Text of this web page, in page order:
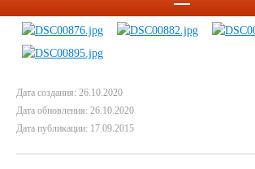
Дата создания: 26.10.2020
Дата обновления: 26.10.2020
Дата публикации: 17.09.2015